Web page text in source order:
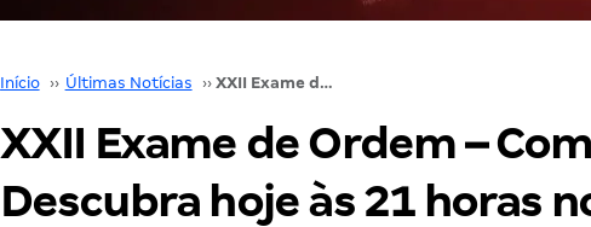
Início ›› Últimas Notícias ›› XXII Exame de Ordem – Como passar? Descubra hoje às 21 horas no canal do Youtube do Gran Cursos Online!
XXII Exame de Ordem –
Descubra hoje às 21 horas